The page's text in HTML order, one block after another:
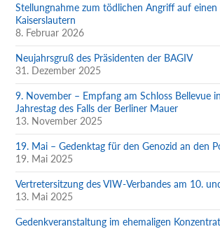
Stellungnahme zum tödlichen Angriff auf einen
Kaiserslautern
8. Februar 2026
Neujahrsgruß des Präsidenten der BAGIV
31. Dezember 2025
9. November – Empfang am Schloss Bellevue
Jahrestag des Falls der Berliner Mauer
13. November 2025
19. Mai – Gedenktag für den Genozid an den
19. Mai 2025
Vertretersitzung des VIW-Verbandes am 10.
13. Mai 2025
Gedenkveranstaltung im ehemaligen